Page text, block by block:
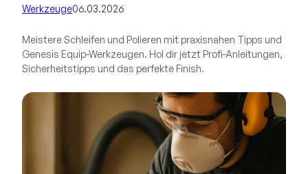
Werkzeuge06.03.2026
Meistere Schleifen und Polieren mit praxisnahen Tipps und
Genesis Equip-Werkzeugen. Hol dir jetzt Profi-Anleitungen,
Sicherheitstipps und das perfekte Finish.